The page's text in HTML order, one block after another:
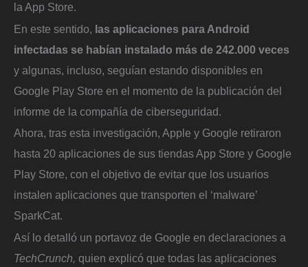
la App Store.
En este sentido, las aplicaciones para Android
infectadas se habían instalado más de 242.000 veces
y algunas, incluso, seguían estando disponibles en
Google Play Store en el momento de la publicación del
informe de la compañía de ciberseguridad.
Ahora, tras esta investigación, Apple y Google retiraron
hasta 20 aplicaciones de sus tiendas App Store y Google
Play Store, con el objetivo de evitar que los usuarios
instalen aplicaciones que transporten el ‘malware’
SparkCat.
Así lo detalló un portavoz de Google en declaraciones a
TechCrunch, quien explicó que todas las aplicaciones